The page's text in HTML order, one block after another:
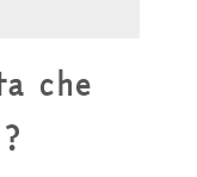
che